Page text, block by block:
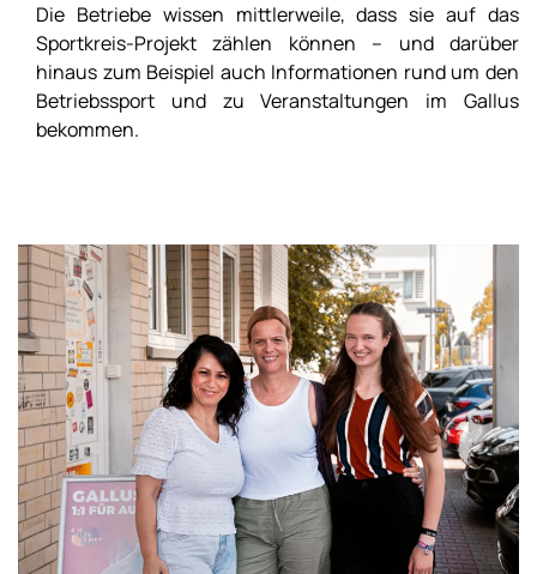
Die Betriebe wissen mittlerweile, dass sie auf das
Sportkreis-Projekt zählen können – und darüber
hinaus zum Beispiel auch Informationen rund um den
Betriebssport und zu Veranstaltungen im Gallus
bekommen.